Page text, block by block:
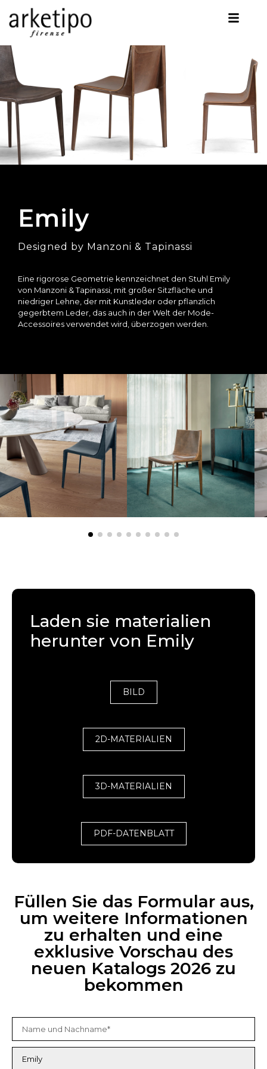
Emily
Designed by Manzoni & Tapinassi
Eine rigorose Geometrie kennzeichnet den Stuhl Emily
von Manzoni & Tapinassi, mit großer Sitzfläche und
niedriger Lehne, der mit Kunstleder oder pflanzlich
gegerbtem Leder, das auch in der Welt der Mode-
Accessoires verwendet wird, überzogen werden.
Laden sie materialien
herunter von Emily
BILD
2D-MATERIALIEN
3D-MATERIALIEN
PDF-DATENBLATT
Füllen Sie das Formular aus,
um weitere Informationen
zu erhalten und eine
exklusive Vorschau des
neuen Katalogs 2026 zu
bekommen